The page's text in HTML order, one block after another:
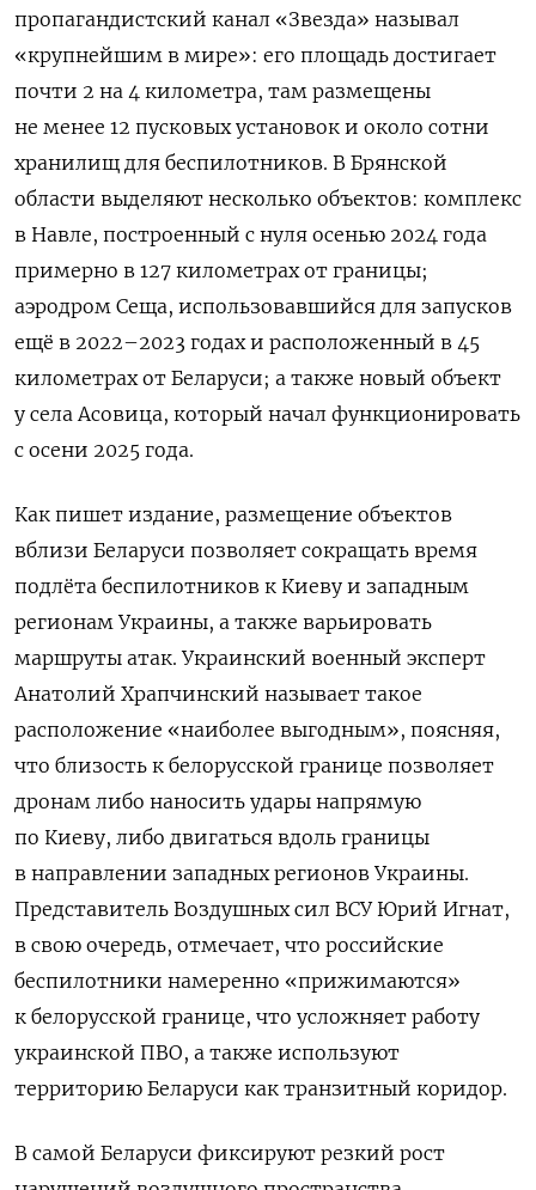
пропагандистский канал «Звезда» называл
«крупнейшим в мире»: его площадь достигает
почти 2 на 4 километра, там размещены
не менее 12 пусковых установок и около сотни
хранилищ для беспилотников. В Брянской
области выделяют несколько объектов: комплекс
в Навле, построенный с нуля осенью 2024 года
примерно в 127 километрах от границы;
аэродром Сеща, использовавшийся для запусков
ещё в 2022–2023 годах и расположенный в 45
километрах от Беларуси; а также новый объект
у села Асовица, который начал функционировать
с осени 2025 года.
Как пишет издание, размещение объектов
вблизи Беларуси позволяет сокращать время
подлёта беспилотников к Киеву и западным
регионам Украины, а также варьировать
маршруты атак. Украинский военный эксперт
Анатолий Храпчинский называет такое
расположение «наиболее выгодным», поясняя,
что близость к белорусской границе позволяет
дронам либо наносить удары напрямую
по Киеву, либо двигаться вдоль границы
в направлении западных регионов Украины.
Представитель Воздушных сил ВСУ Юрий Игнат,
в свою очередь, отмечает, что российские
беспилотники намеренно «прижимаются»
к белорусской границе, что усложняет работу
украинской ПВО, а также используют
территорию Беларуси как транзитный коридор.
В самой Беларуси фиксируют резкий рост